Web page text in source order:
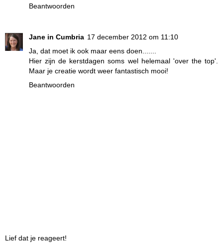
Beantwoorden
Jane in Cumbria 17 december 2012 om 11:10
Ja, dat moet ik ook maar eens doen.......
Hier zijn de kerstdagen soms wel helemaal 'over the top'.
Maar je creatie wordt weer fantastisch mooi!
Beantwoorden
Lief dat je reageert!